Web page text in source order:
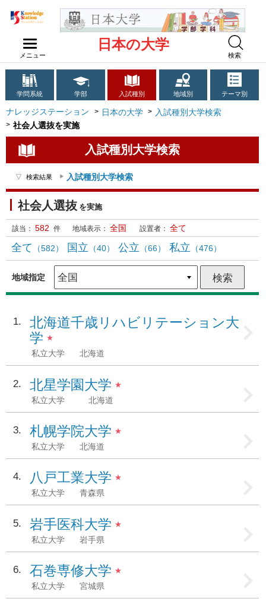
メニュー
日本の大学
検索
学問系統 学部 入試種別 地域別 テーマ別
ナレッジステーション 日本の大学
入試種別大学検索
社会人選抜を実施
入試種別大学検索
検索結果 入試種別大学検索
社会人選抜 を実施
該当： 582 件 地域表示： 全国 設置者： 全て
全て （582） 国立 （40） 公立 （66） 私立 （476）
地域指定
1
北海道千歳リハビリテーション大
学 ★
私立大学 北海道
2 北星学園大学 ★
私立大学 北海道
3 札幌学院大学 ★
私立大学 北海道
4 八戸工業大学 ★
私立大学 青森県
5 岩手医科大学 ★
私立大学 岩手県
6 石巻専修大学 ★
私立大学 宮城県